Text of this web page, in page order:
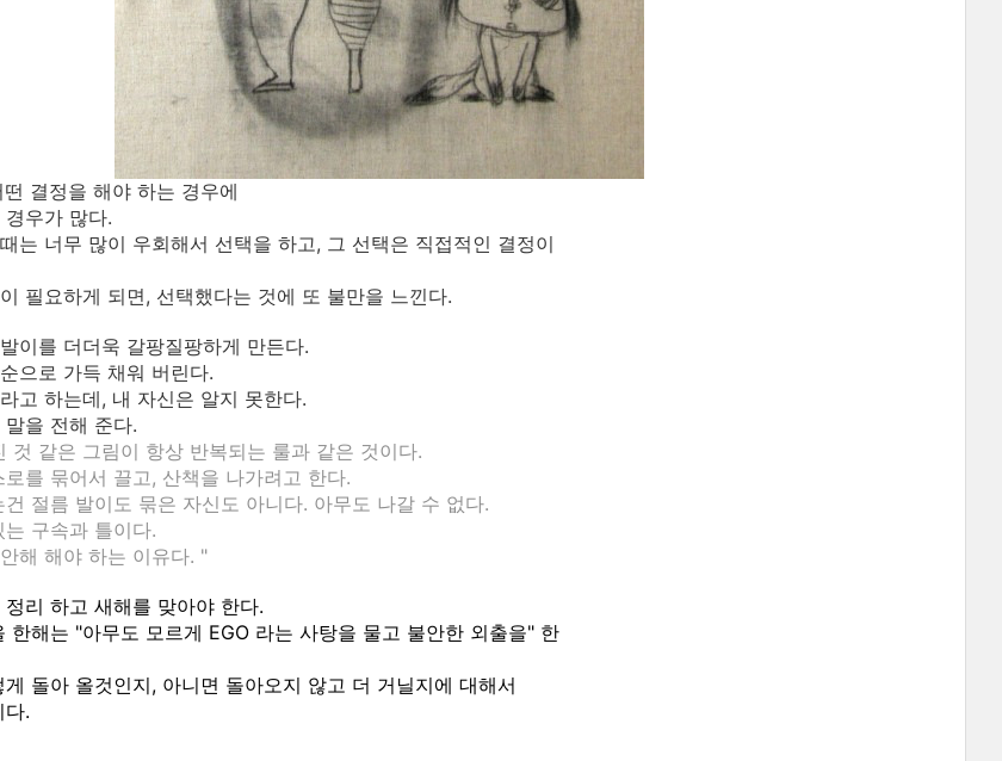
결정을 해야 하는 경우에
우가 많다.
는 너무 많이 우회해서 선택을 하고, 그 선택은 직접적인 결정이
필요하게 되면, 선택했다는 것에 또 불만을 느낀다.
이를 더더욱 갈팡질팡하게 만든다.
으로 가득 채워 버린다.
고 하는데, 내 자신은 알지 못한다.
을 전해 준다.
것 같은 그림이 항상 반복되는 룰과 같은 것이다.
를 묶어서 끌고, 산책을 나가려고 한다.
절름 발이도 묶은 자신도 아니다. 아무도 나갈 수 없다.
구속과 틀이다.
해 해야 하는 이유다. "
리 하고 새해를 맞아야 한다.
한해는 "아무도 모르게 EGO 라는 사탕을 물고 불안한 외출을" 한
돌아 올것인지, 아니면 돌아오지 않고 더 거닐지에 대해서
다.